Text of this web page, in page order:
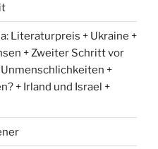
Literaturpreis + Ukraine +
+ Zweiter Schritt vor
+
+ Irland und Israel +